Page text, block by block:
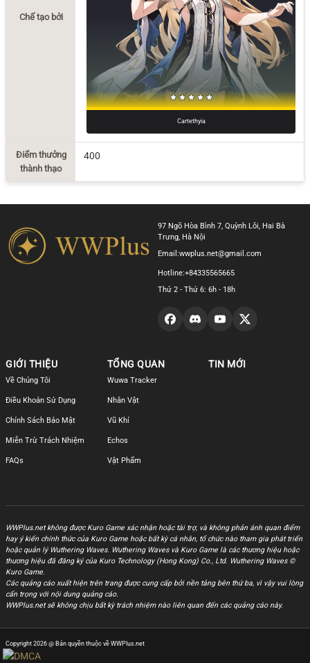
Chế tạo bởi
Cartethyia
Điểm thưởng
thành thạo
400
97 Ngõ Hòa Bình 7, Quỳnh Lôi, Hai Bà
Trưng, Hà Nội
Email:wwplus.net@gmail.com
Hotline:+84335565665
Thứ 2 - Thứ 6: 6h - 18h
GIỚI THIỆU
Về Chúng Tôi
Điều Khoản Sử Dụng
Chính Sách Bảo Mật
Miễn Trừ Trách Nhiệm
FAQs
TỔNG QUAN
Wuwa Tracker
Nhân Vật
Vũ Khí
Echos
Vật Phẩm
TIN MỚI
WWPlus.net không được Kuro Game xác nhận hoặc tài trợ, và không phản ánh quan điểm
hay ý kiến chính thức của Kuro Game hoặc bất kỳ cá nhân, tổ chức nào tham gia phát triển
hoặc quản lý Wuthering Waves. Wuthering Waves và Kuro Game là các thương hiệu hoặc
thương hiệu đã đăng ký của Kuro Technology (Hong Kong) Co., Ltd. Wuthering Waves ©
Kuro Game.
Các quảng cáo xuất hiện trên trang được cung cấp bởi nền tảng bên thứ ba, vì vậy vui lòng
cẩn trọng với nội dung quảng cáo.
WWPlus.net sẽ không chịu bất kỳ trách nhiệm nào liên quan đến các quảng cáo này.
Copyright 2026 @ Bản quyền thuộc về WWPlus.net